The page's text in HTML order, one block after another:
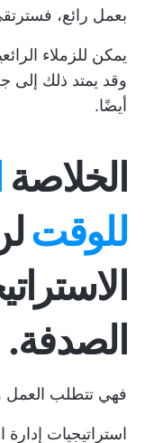
بعمل رائع،
يمكن للزملاء
وقد يمتد ذلك إلى
أيضًا.
الخلاصة
للوقت
الصدفة.
فهي تتطلب العمل
استراتيجيات